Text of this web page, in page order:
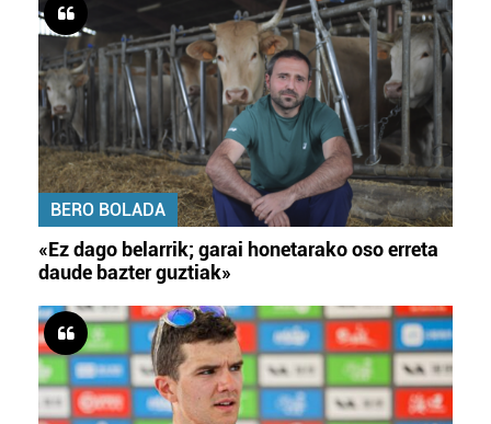
BERO BOLADA
«Ez dago belarrik; garai honetarako oso erreta
daude bazter guztiak»